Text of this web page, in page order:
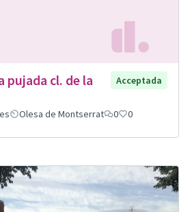
pujada cl. de la
Acceptada
Olesa de Montserrat 0 0